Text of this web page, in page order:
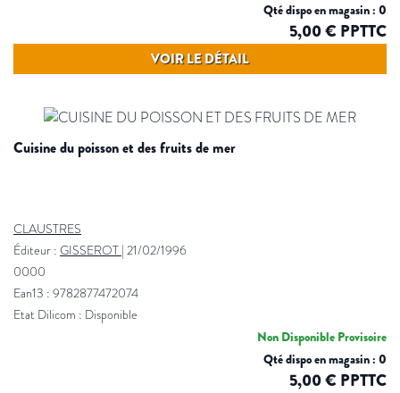
Qté dispo en magasin : 0
5,00 € PPTTC
VOIR LE DÉTAIL
cuisine du poisson et des fruits de mer
CLAUSTRES
Éditeur : GISSEROT | 21/02/1996
0000
Ean13 : 9782877472074
Etat Dilicom : Disponible
Non Disponible Provisoire
Qté dispo en magasin : 0
5,00 € PPTTC